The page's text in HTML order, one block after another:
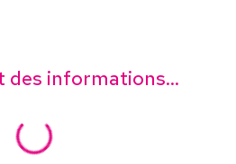
des informations...